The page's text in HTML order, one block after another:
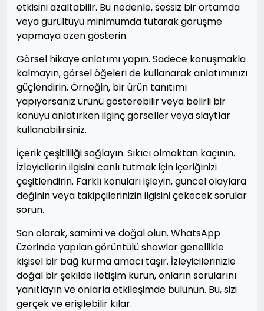
etkisini azaltabilir. Bu nedenle, sessiz bir ortamda
veya gürültüyü minimumda tutarak görüşme
yapmaya özen gösterin.
Görsel hikaye anlatımı yapın. Sadece konuşmakla
kalmayın, görsel öğeleri de kullanarak anlatımınızı
güçlendirin. Örneğin, bir ürün tanıtımı
yapıyorsanız ürünü gösterebilir veya belirli bir
konuyu anlatırken ilginç görseller veya slaytlar
kullanabilirsiniz.
İçerik çeşitliliği sağlayın. Sıkıcı olmaktan kaçının.
İzleyicilerin ilgisini canlı tutmak için içeriğinizi
çeşitlendirin. Farklı konuları işleyin, güncel olaylara
değinin veya takipçilerinizin ilgisini çekecek sorular
sorun.
Son olarak, samimi ve doğal olun. WhatsApp
üzerinde yapılan görüntülü showlar genellikle
kişisel bir bağ kurma amacı taşır. İzleyicilerinizle
doğal bir şekilde iletişim kurun, onların sorularını
yanıtlayın ve onlarla etkileşimde bulunun. Bu, sizi
gerçek ve erişilebilir kılar.